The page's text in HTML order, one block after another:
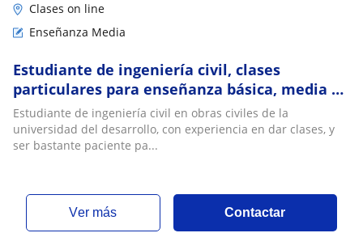
Clases on line
Enseñanza Media
Estudiante de ingeniería civil, clases
particulares para enseñanza básica, media y
algunos ramos matemáticos universitarios
Estudiante de ingeniería civil en obras civiles de la
universidad del desarrollo, con experiencia en dar clases, y
ser bastante paciente pa...
ver más Contactar